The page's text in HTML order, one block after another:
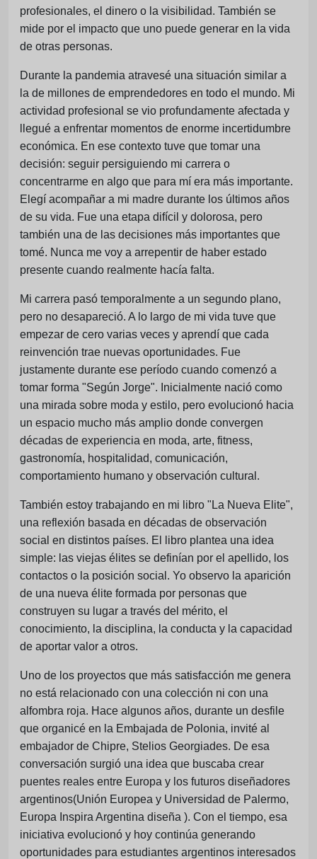
profesionales, el dinero o la visibilidad. También se
mide por el impacto que uno puede generar en la vida
de otras personas.
Durante la pandemia atravesé una situación similar a
la de millones de emprendedores en todo el mundo. Mi
actividad profesional se vio profundamente afectada y
llegué a enfrentar momentos de enorme incertidumbre
económica. En ese contexto tuve que tomar una
decisión: seguir persiguiendo mi carrera o
concentrarme en algo que para mí era más importante.
Elegí acompañar a mi madre durante los últimos años
de su vida. Fue una etapa difícil y dolorosa, pero
también una de las decisiones más importantes que
tomé. Nunca me voy a arrepentir de haber estado
presente cuando realmente hacía falta.
Mi carrera pasó temporalmente a un segundo plano,
pero no desapareció. A lo largo de mi vida tuve que
empezar de cero varias veces y aprendí que cada
reinvención trae nuevas oportunidades. Fue
justamente durante ese período cuando comenzó a
tomar forma "Según Jorge". Inicialmente nació como
una mirada sobre moda y estilo, pero evolucionó hacia
un espacio mucho más amplio donde convergen
décadas de experiencia en moda, arte, fitness,
gastronomía, hospitalidad, comunicación,
comportamiento humano y observación cultural.
También estoy trabajando en mi libro "La Nueva Elite",
una reflexión basada en décadas de observación
social en distintos países. El libro plantea una idea
simple: las viejas élites se definían por el apellido, los
contactos o la posición social. Yo observo la aparición
de una nueva élite formada por personas que
construyen su lugar a través del mérito, el
conocimiento, la disciplina, la conducta y la capacidad
de aportar valor a otros.
Uno de los proyectos que más satisfacción me genera
no está relacionado con una colección ni con una
alfombra roja. Hace algunos años, durante un desfile
que organicé en la Embajada de Polonia, invité al
embajador de Chipre, Stelios Georgiades. De esa
conversación surgió una idea que buscaba crear
puentes reales entre Europa y los futuros diseñadores
argentinos(Unión Europea y Universidad de Palermo,
Europa Inspira Argentina diseña ). Con el tiempo, esa
iniciativa evolucionó y hoy continúa generando
oportunidades para estudiantes argentinos interesados